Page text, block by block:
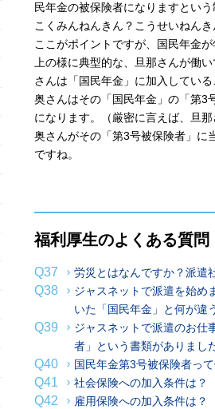
民年金の被保険者になりますという
こくみんねんきん？こうせいねん
ここがポイントですが、国民年金
上の様に典型的な、旦那さんが働
さんは「国民年金」に加入している
奥さんはその「国民年金」の「第3
になります。（厳密に言えば、旦
奥さんがその「第3号被保険者」に
ですね。
福利厚生のよくある質問
Q37 労災とはなんですか？派遣
Q38
ジャスネットで派遣を始め
いた「国民年金」と何が違
Q39
ジャスネットで派遣のお仕
者」という書類がありまし
Q40 国民年金第3号被保険者っ
Q41 社会保険への加入条件は？
Q42 雇用保険への加入条件は？